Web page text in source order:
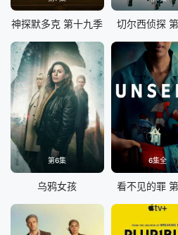
神探默多克 第十九季 切尔西侦探
第6集
乌鸦女孩
6集全
看不见的罪